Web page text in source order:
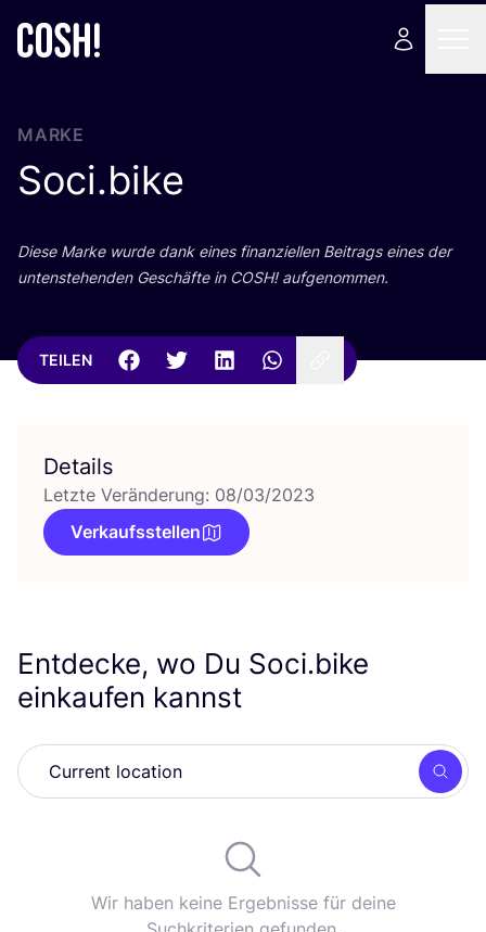
MARKE
Soci.bike
Die­se Mar­ke wur­de dank eines finan­zi­el­len Bei­trags eines der
unten­ste­hen­den Geschäf­te in COSH! aufgenommen.
TEILEN
Details
Letzte Veränderung: 08/03/2023
Verkaufsstellen
Entdecke, wo Du Soci.bike
einkaufen kannst
Wir haben keine Ergebnisse für deine